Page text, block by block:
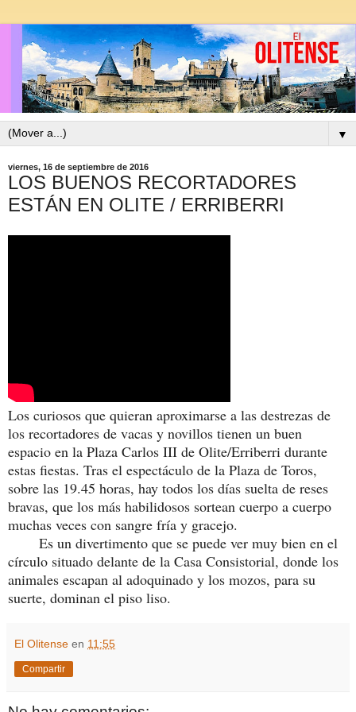
▼
viernes, 16 de septiembre de 2016
LOS BUENOS RECORTADORES
ESTÁN EN OLITE / ERRIBERRI
Los curiosos que quieran aproximarse a las destrezas de
los recortadores de vacas y novillos tienen un buen
espacio en la Plaza Carlos III de Olite/Erriberri durante
estas fiestas. Tras el espectáculo de la Plaza de Toros,
sobre las 19.45 horas, hay todos los días suelta de reses
bravas, que los más habilidosos sortean cuerpo a cuerpo
muchas veces con sangre fría y gracejo.
Es un divertimento que se puede ver muy bien en el
círculo situado delante de la Casa Consistorial, donde los
animales escapan al adoquinado y los mozos, para su
suerte, dominan el piso liso.
El Olitense en 11:55
Compartir